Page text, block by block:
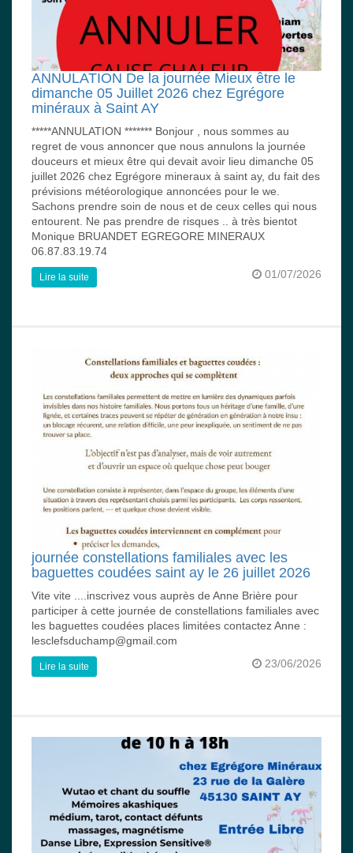
ANNULATION De la journée Mieux être le
dimanche 05 Juillet 2026 chez Egrégore
minéraux à Saint AY
*****ANNULATION ******* Bonjour , nous sommes au
regret de vous annoncer que nous annulons la journée
douceurs et mieux être qui devait avoir lieu dimanche 05
juillet 2026 chez Egrégore mineraux à saint ay, du fait des
prévisions météorologique annoncées pour le we.
Sachons prendre soin de nous et de ceux celles qui nous
entourent. Ne pas prendre de risques .. à très bientot
Monique BRUANDET EGREGORE MINERAUX
06.87.83.19.74
01/07/2026
Lire la suite
journée constellations familiales avec les
baguettes coudées saint ay le 26 juillet 2026
Vite vite ....inscrivez vous auprès de Anne Brière pour
participer à cette journée de constellations familiales avec
les baguettes coudées places limitées contactez Anne :
lesclefsduchamp@gmail.com
23/06/2026
Lire la suite